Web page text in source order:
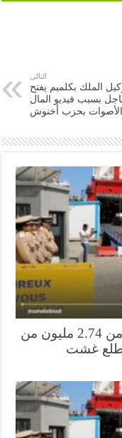
بكلميم يفتح
فيديو المال
بحزب أخنوش
عملية “مرحبا 2026”.. دخول أكثر من 2.74 مليون من
غشت